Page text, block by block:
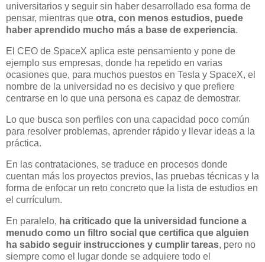
universitarios y seguir sin haber desarrollado esa forma de
pensar, mientras que otra, con menos estudios, puede
haber aprendido mucho más a base de experiencia.
El CEO de SpaceX aplica este pensamiento y pone de
ejemplo sus empresas, donde ha repetido en varias
ocasiones que, para muchos puestos en Tesla y SpaceX, el
nombre de la universidad no es decisivo y que prefiere
centrarse en lo que una persona es capaz de demostrar.
Lo que busca son perfiles con una capacidad poco común
para resolver problemas, aprender rápido y llevar ideas a la
práctica.
En las contrataciones, se traduce en procesos donde
cuentan más los proyectos previos, las pruebas técnicas y la
forma de enfocar un reto concreto que la lista de estudios en
el currículum.
En paralelo, ha criticado que la universidad funcione a
menudo como un filtro social que certifica que alguien
ha sabido seguir instrucciones y cumplir tareas, pero no
siempre como el lugar donde se adquiere todo el